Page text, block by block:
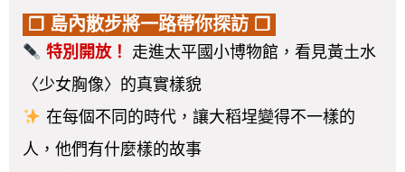
❐ 島內散步將一路帶你探訪 ❐
特別開放！
走進太平國小博物館，看見黃土水
〈少女胸像〉的真實樣貌
在每個不同的時代，讓大稻埕變得不一樣的
人，他們有什麼樣的故事